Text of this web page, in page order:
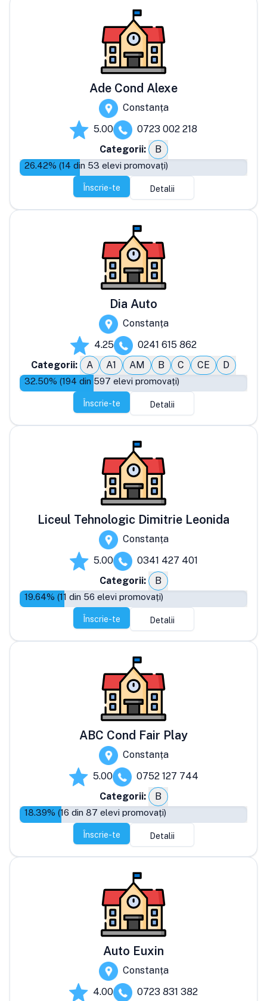
Ade Cond Alexe
Constanța
5.00
0723 002 218
Categorii:
B
26.42% (14 din 53 elevi promovați)
Înscrie-te Detalii
Dia Auto
Constanța
4.25
0241 615 862
Categorii:
A A1 AM B C CE D
32.50% (194 din 597 elevi promovați)
Înscrie-te Detalii
Liceul Tehnologic Dimitrie Leonida
Constanța
5.00
0341 427 401
Categorii:
B
19.64% (11 din 56 elevi promovați)
Înscrie-te Detalii
ABC Cond Fair Play
Constanța
5.00
0752 127 744
Categorii:
B
18.39% (16 din 87 elevi promovați)
Înscrie-te Detalii
Auto Euxin
Constanța
4.00
0723 831 382